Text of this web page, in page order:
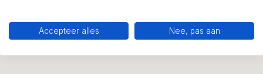
Accepteer alles Nee, pas aan